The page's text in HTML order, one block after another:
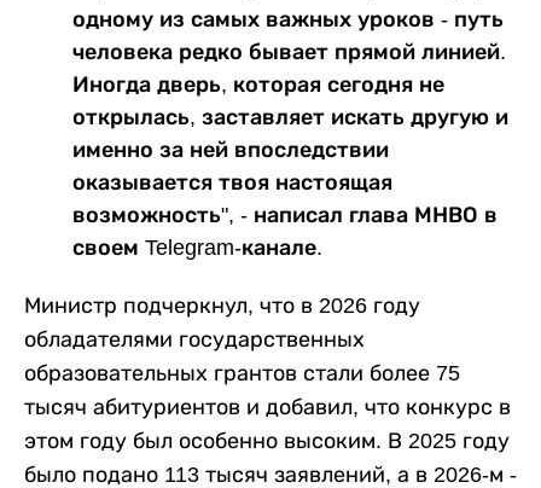
одному из самых важных уроков - путь
человека редко бывает прямой линией.
Иногда дверь, которая сегодня не
открылась, заставляет искать другую и
именно за ней впоследствии
оказывается твоя настоящая
возможность", - написал глава МНВО в
своем Telegram-канале.
Министр подчеркнул, что в 2026 году
обладателями государственных
образовательных грантов стали более 75
тысяч абитуриентов и добавил, что конкурс в
этом году был особенно высоким. В 2025 году
было подано 113 тысяч заявлений, а в 2026-м -